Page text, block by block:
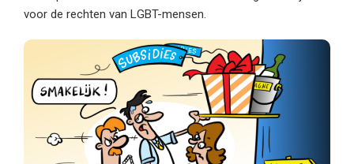
voor de rechten van LGBT-mensen.